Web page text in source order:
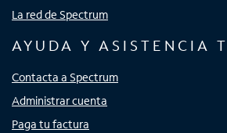
La red de Spectrum
AYUDA Y ASISTENCIA
Contacta a Spectrum
Administrar cuenta
Paga tu factura